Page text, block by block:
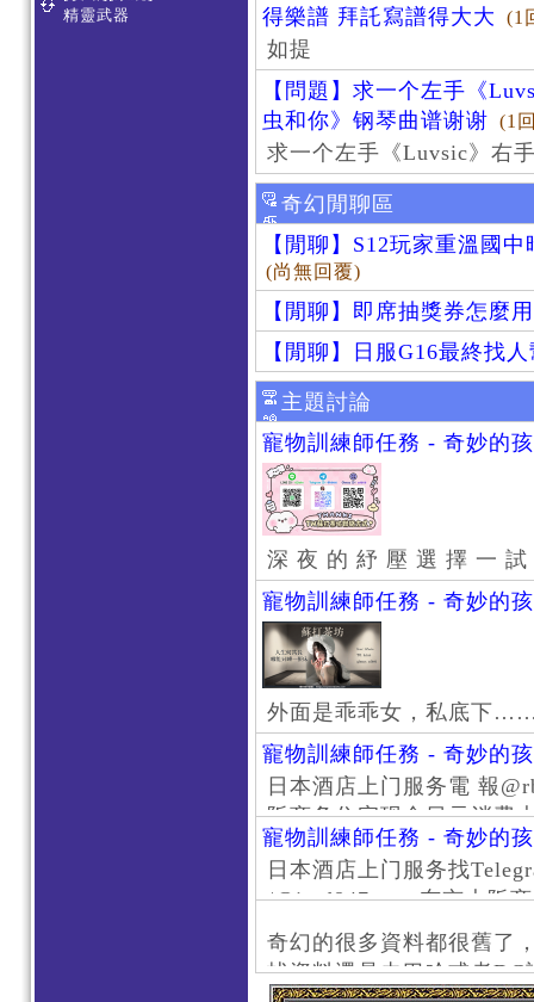
精靈武器
得樂譜 拜託寫譜得大大
(1
如提
【問題】求一个左手《
虫和你》钢琴曲谱谢谢 (1
求一个左手《Luvsic》右
奇幻閒聊區
【閒聊】S12玩家重溫國
(尚無回覆)
【閒聊】即席抽獎券怎麼
【閒聊】日服G16最終找
主題討論
寵物訓練師任務 - 奇妙的
深 夜 的 紓 壓 選 擇 一
寵物訓練師任務 - 奇妙的
外面是乖乖女，私底下
寵物訓練師任務 - 奇妙的
日本酒店上门服务電 報
阪商务住宅现金日元消费
京风俗 #大阪风俗 #东京
上门服务新宿风俗 #梅田
#日本萝莉 #大阪萝莉 #日
寵物訓練師任務 - 奇妙的
日本酒店上门服务找
/@jptd847utpp 东京大阪
京旅游 #大阪旅游 #东京
东京上门服务 #大阪上门
心斋桥风俗 #日本女孩 #
奇幻的很多資料都很舊了
找資料還是去巴哈或者